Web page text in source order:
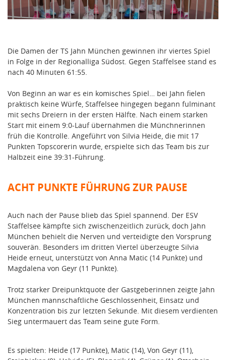
Die Damen der TS Jahn München gewinnen ihr viertes Spiel
in Folge in der Regionalliga Südost. Gegen Staffelsee stand es
nach 40 Minuten 61:55.
Von Beginn an war es ein komisches Spiel… bei Jahn fielen
praktisch keine Würfe, Staffelsee hingegen begann fulminant
mit sechs Dreiern in der ersten Hälfte. Nach einem starken
Start mit einem 9:0-Lauf übernahmen die Münchnerinnen
früh die Kontrolle. Angeführt von Silvia Heide, die mit 17
Punkten Topscorerin wurde, erspielte sich das Team bis zur
Halbzeit eine 39:31-Führung.
ACHT PUNKTE FÜHRUNG ZUR PAUSE
Auch nach der Pause blieb das Spiel spannend. Der ESV
Staffelsee kämpfte sich zwischenzeitlich zurück, doch Jahn
München behielt die Nerven und verteidigte den Vorsprung
souverän. Besonders im dritten Viertel überzeugte Silvia
Heide erneut, unterstützt von Anna Matic (14 Punkte) und
Magdalena von Geyr (11 Punkte).
Trotz starker Dreipunktquote der Gastgeberinnen zeigte Jahn
München mannschaftliche Geschlossenheit, Einsatz und
Konzentration bis zur letzten Sekunde. Mit diesem verdienten
Sieg untermauert das Team seine gute Form.
Es spielten: Heide (17 Punkte), Matic (14), Von Geyr (11),